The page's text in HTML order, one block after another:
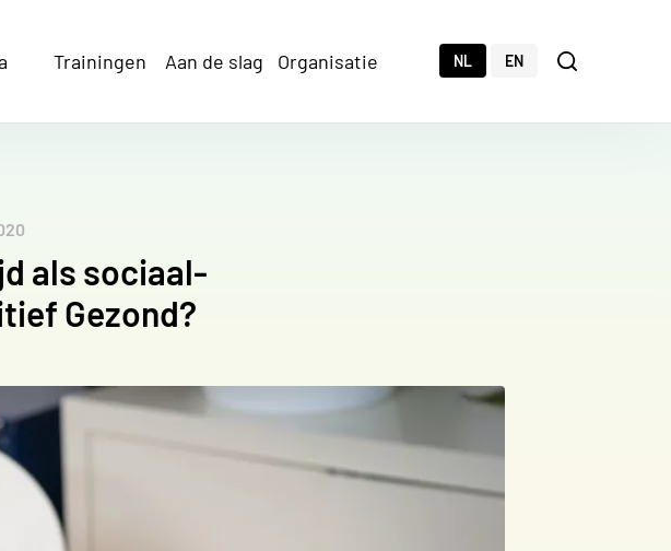
Trainingen Aan de slag Organisatie NL EN
Zoeken
als sociaal-
Gezond?